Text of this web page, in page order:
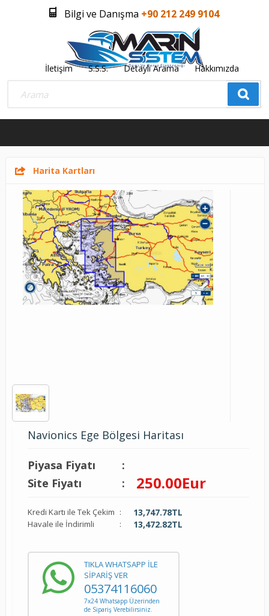
Bilgi ve Danışma +90 212 249 9104
İletişim S.S.S. Detaylı Arama Hakkımızda
Üye Girişi Üye Olmak İstiyorum
Harita Kartları
Navionics Ege Bölgesi Haritası
Piyasa Fiyatı
:
Site Fiyatı
: 250.00Eur
Kredi Kartı ile Tek Çekim : 13,747.78TL
Havale ile İndirimli : 13,472.82TL
TIKLA WHATSAPP İLE
SİPARİŞ VER
05374116060
7x24 Whatsapp Üzerinden
de Sipariş Verebilirsiniz.